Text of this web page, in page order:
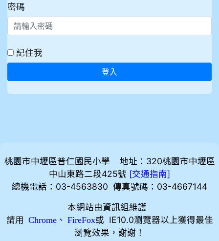
密碼
記住我
登入
桃園市中壢區普仁國民小學 地址：320桃園市中壢區
中山東路二段425號 [交通指南]
總機電話：03-4563830 傳真號碼：03-4667144
本網站由資訊組維護
請用
Chrome、 FireFox或 IE10.0瀏覽器以上獲得最佳
瀏覽效果，謝謝！